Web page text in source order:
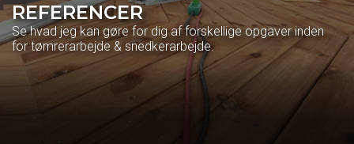
REFERENCER
Se hvad jeg kan gøre for dig af forskellige opgaver inden
for tømrerarbejde & snedkerarbejde.